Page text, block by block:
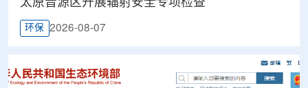
太原晋源区开展辐射安全专项检查
环保 2026-08-07